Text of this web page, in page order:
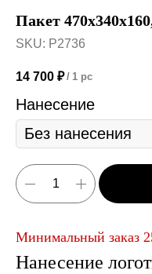
Пакет
SKU: P2736
14 700 ₽ / 1 pc
Нанесение
Минимальный заказ
Нанесение